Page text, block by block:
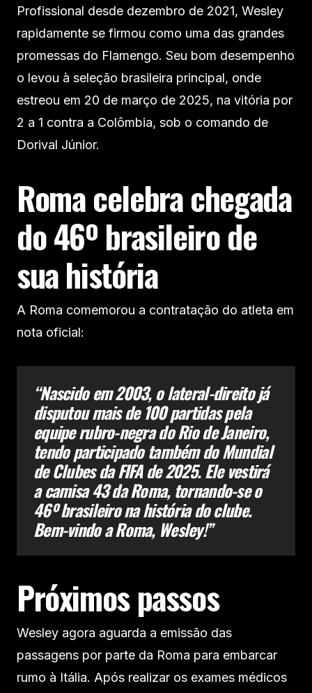
Profissional desde dezembro de 2021, Wesley
rapidamente se firmou como uma das grandes
promessas do Flamengo. Seu bom desempenho
o levou à seleção brasileira principal, onde
estreou em 20 de março de 2025, na vitória por
2 a 1 contra a Colômbia, sob o comando de
Dorival Júnior.
Roma celebra chegada
do 46º brasileiro de
sua história
A Roma comemorou a contratação do atleta em
nota oficial:
“Nascido em 2003, o lateral-direito já
disputou mais de 100 partidas pela
equipe rubro-negra do Rio de Janeiro,
tendo participado também do Mundial
de Clubes da FIFA de 2025. Ele vestirá
a camisa 43 da Roma, tornando-se o
46º brasileiro na história do clube.
Bem-vindo a Roma, Wesley!”
Próximos passos
Wesley agora aguarda a emissão das
passagens por parte da Roma para embarcar
rumo à Itália. Após realizar os exames médicos